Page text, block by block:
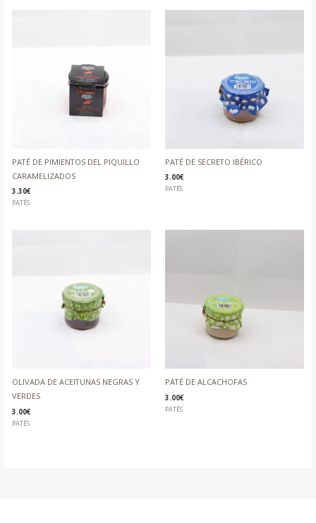
PATÉ DE PIMIENTOS DEL PIQUILLO
CARAMELIZADOS
3.30€
PATÉS
PATÉ DE SECRETO IBÉRICO
3.00€
PATÉS
OLIVADA DE ACEITUNAS NEGRAS Y
VERDES
3.00€
PATÉS
PATÉ DE ALCACHOFAS
3.00€
PATÉS